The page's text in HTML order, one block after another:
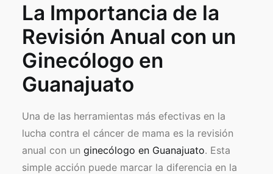
La Importancia de la
Revisión Anual con un
Ginecólogo en
Guanajuato
Una de las herramientas más efectivas en la
lucha contra el cáncer de mama es la revisión
anual con un ginecólogo en Guanajuato. Esta
simple acción puede marcar la diferencia en la